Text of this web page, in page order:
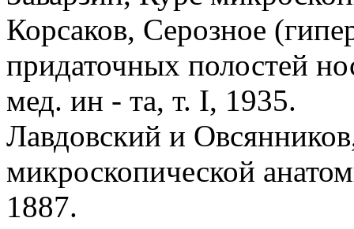
Корсаков, Серозное
придаточных полостей
мед. ин - та, т. I, 1935.
Лавдовский и
микроскопической
1887.